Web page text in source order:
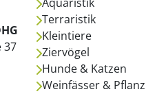
37
Terraristik
Kleintiere
Ziervögel
Hunde & Katzen
Weinfässer &